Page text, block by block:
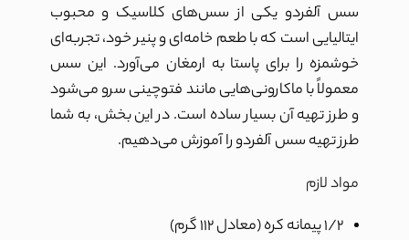
سس آلفردو یکی از سس‌های کلاسیک و محبوب
ایتالیایی است که با طعم خامه‌ای و پنیر خود، تجربه‌ای
خوشمزه را برای پاستا به ارمغان می‌آورد. این سس
معمولاً با ماکارونی‌هایی مانند فتوچینی سرو می‌شود
و طرز تهیه آن بسیار ساده است. در این بخش، به شما
طرز تهیه سس آلفردو را آموزش می‌دهیم.
مواد لازم
۱/۲ پیمانه کره (معادل ۱۱۲ گرم)